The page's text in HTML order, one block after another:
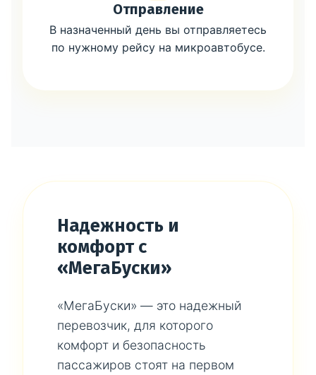
Отправление
В назначенный день вы отправляетесь
по нужному рейсу на микроавтобусе.
Надежность и
комфорт с
«МегаБуски»
«МегаБуски» — это надежный
перевозчик, для которого
комфорт и безопасность
пассажиров стоят на первом